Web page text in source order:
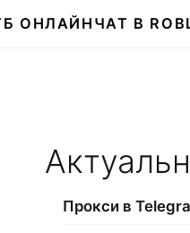
ОНЛАЙН ЧАТ В
Прокси в